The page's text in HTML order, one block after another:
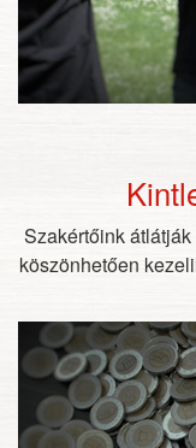
Szakértőink
köszönhetően